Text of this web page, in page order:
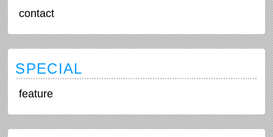
contact
SPECIAL
feature